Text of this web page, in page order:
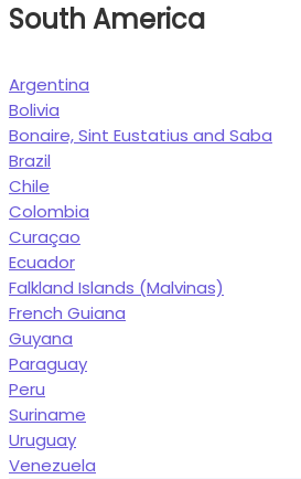
South America
Argentina
Bolivia
Bonaire, Sint Eustatius and Saba
Brazil
Chile
Colombia
Curaçao
Ecuador
Falkland Islands (Malvinas)
French Guiana
Guyana
Paraguay
Peru
Suriname
Uruguay
Venezuela